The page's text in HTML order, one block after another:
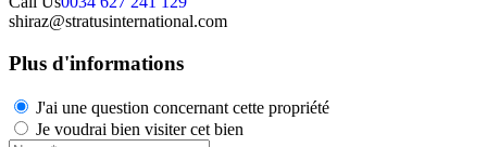
shiraz@stratusinternational.com
Plus d'informations
J'ai une question concernant cette propriété
Je voudrai bien visiter cet bien